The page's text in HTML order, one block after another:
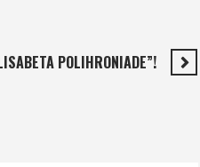
POLIHRONIADE”!